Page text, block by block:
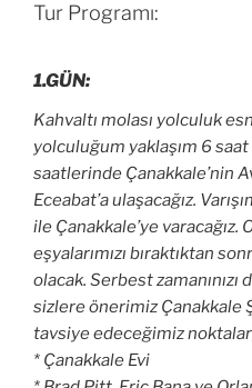
Tur Programı:
1.GÜN:
Kahvaltı molası yolculuk
yolculuğum yaklaşım 6
saatlerinde Çanakkale’nin
Eceabat’a ulaşacağız.
ile Çanakkale’ye
eşyalarımızı bıraktıktan
olacak. Serbest
sizlere önerimiz Çanakkale
tavsiye edeceğimiz
* Çanakkale Evi